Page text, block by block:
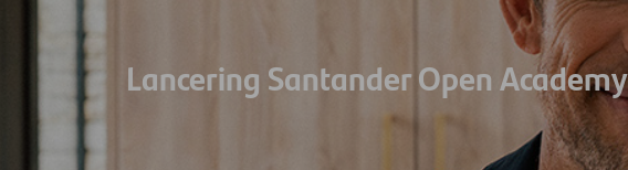
Lancering Santander Open Academy